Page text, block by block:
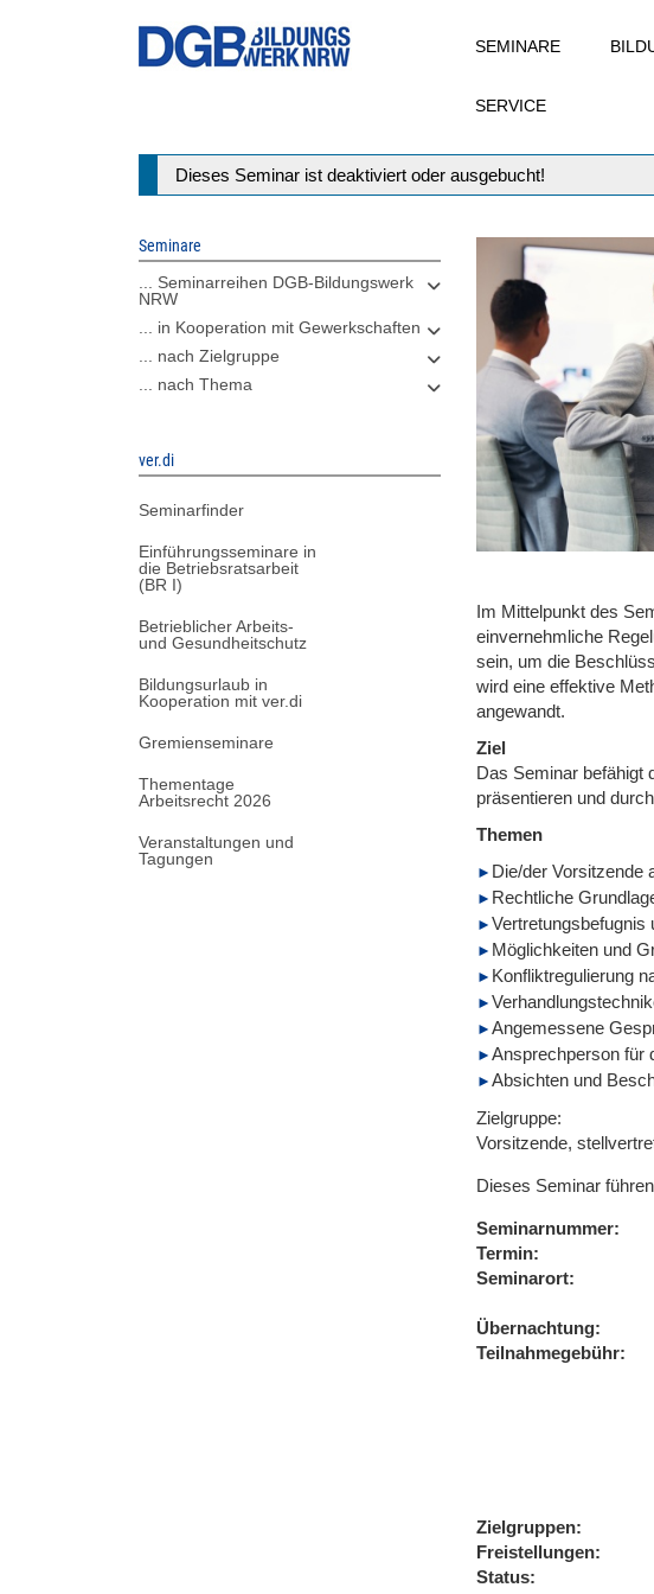
SEMINARE
SERVICE
Statusmeldung
Dieses Seminar ist deaktiviert oder ausgebucht!
Seminare
... Seminarreihen DGB-Bildungswerk
NRW
... in Kooperation mit Gewerkschaften
... nach Zielgruppe
... nach Thema
ver.di
Seminarfinder
Einführungsseminare in
die Betriebsratsarbeit
(BR I)
Betrieblicher Arbeits-
und Gesundheitschutz
Bildungsurlaub in
Kooperation mit ver.di
Gremienseminare
Thementage
Arbeitsrecht 2026
Veranstaltungen und
Tagungen
Im Mittelpunkt des
einvernehmliche
sein, um die
wird eine effektive
angewandt.
Ziel
Das Seminar befähigt
präsentieren und
Themen
Die/der Vorsitzende
Rechtliche
Vertretungsbefugnis
Möglichkeiten und
Konfliktregulierung
Angemessene
Ansprechperson für
Absichten und
Zielgruppe:
Vorsitzende,
Dieses Seminar
Seminarnummer
Termin
Seminarort
Übernachtung
Teilnahmegebühr
Zielgruppen
Freistellungen
Status